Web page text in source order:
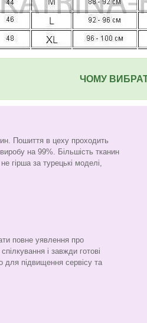
ЧОМУ
Пошиття в цеху проходить
на 99%. Більшість тканин
гірша за турецькі моделі,
повне уявлення про
і завжди готові
для підвищення сервісу та